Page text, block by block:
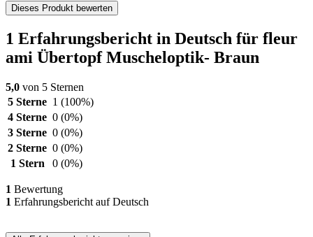
Dieses Produkt bewerten
1 Erfahrungsbericht in Deutsch für fleur
ami Übertopf Muscheloptik- Braun
5,0 von 5 Sternen
5 Sterne 1 (100%)
4 Sterne 0 (0%)
3 Sterne 0 (0%)
2 Sterne 0 (0%)
1 Stern
0 (0%)
1 Bewertung
1 Erfahrungsbericht auf Deutsch